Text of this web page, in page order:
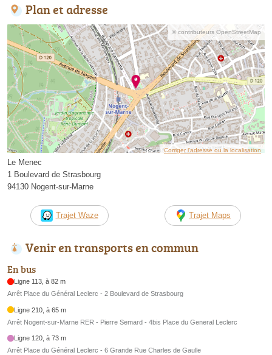
Plan et adresse
© contributeurs OpenStreetMap
Corriger l’adresse ou la localisation
Le Menec
1 Boulevard de Strasbourg
94130 Nogent-sur-Marne
Trajet Waze Trajet Maps
Venir en transports en commun
En bus
Ligne 113, à 82 m
Arrêt Place du Général Leclerc - 2 Boulevard de Strasbourg
Ligne 210, à 65 m
Arrêt Nogent-sur-Marne RER - Pierre Semard - 4bis Place du General Leclerc
Ligne 120, à 73 m
Arrêt Place du Général Leclerc - 6 Grande Rue Charles de Gaulle